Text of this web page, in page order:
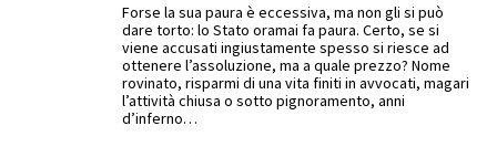
Forse la sua paura è eccessiva, ma non gli si può
dare torto: lo Stato oramai fa paura. Certo, se si
viene accusati ingiustamente spesso si riesce ad
ottenere l’assoluzione, ma a quale prezzo? Nome
rovinato, risparmi di una vita finiti in avvocati, magari
l’attività chiusa o sotto pignoramento, anni
d’inferno…